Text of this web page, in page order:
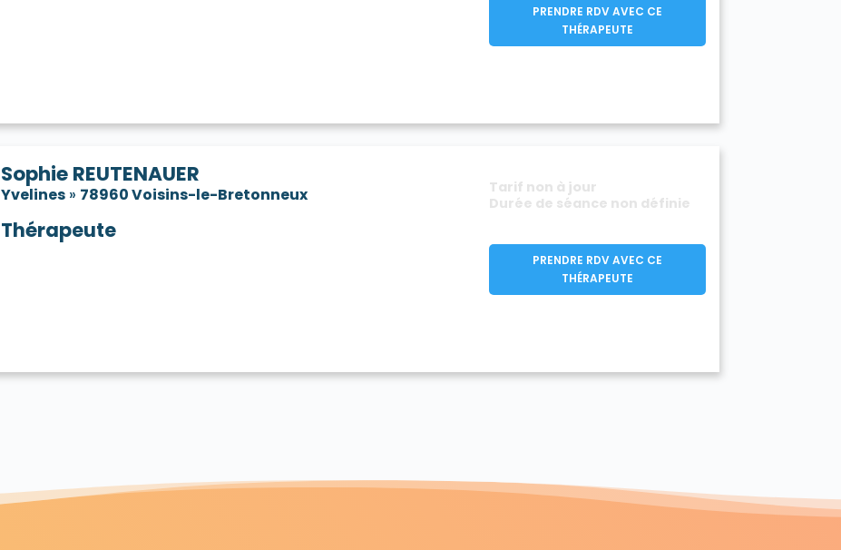
PRENDRE RDV AVEC CE
THÉRAPEUTE
Sophie REUTENAUER
Yvelines » 78960 Voisins-le-Bretonneux
Thérapeute
Tarif non à jour
Durée de séance non définie
PRENDRE RDV AVEC CE
THÉRAPEUTE